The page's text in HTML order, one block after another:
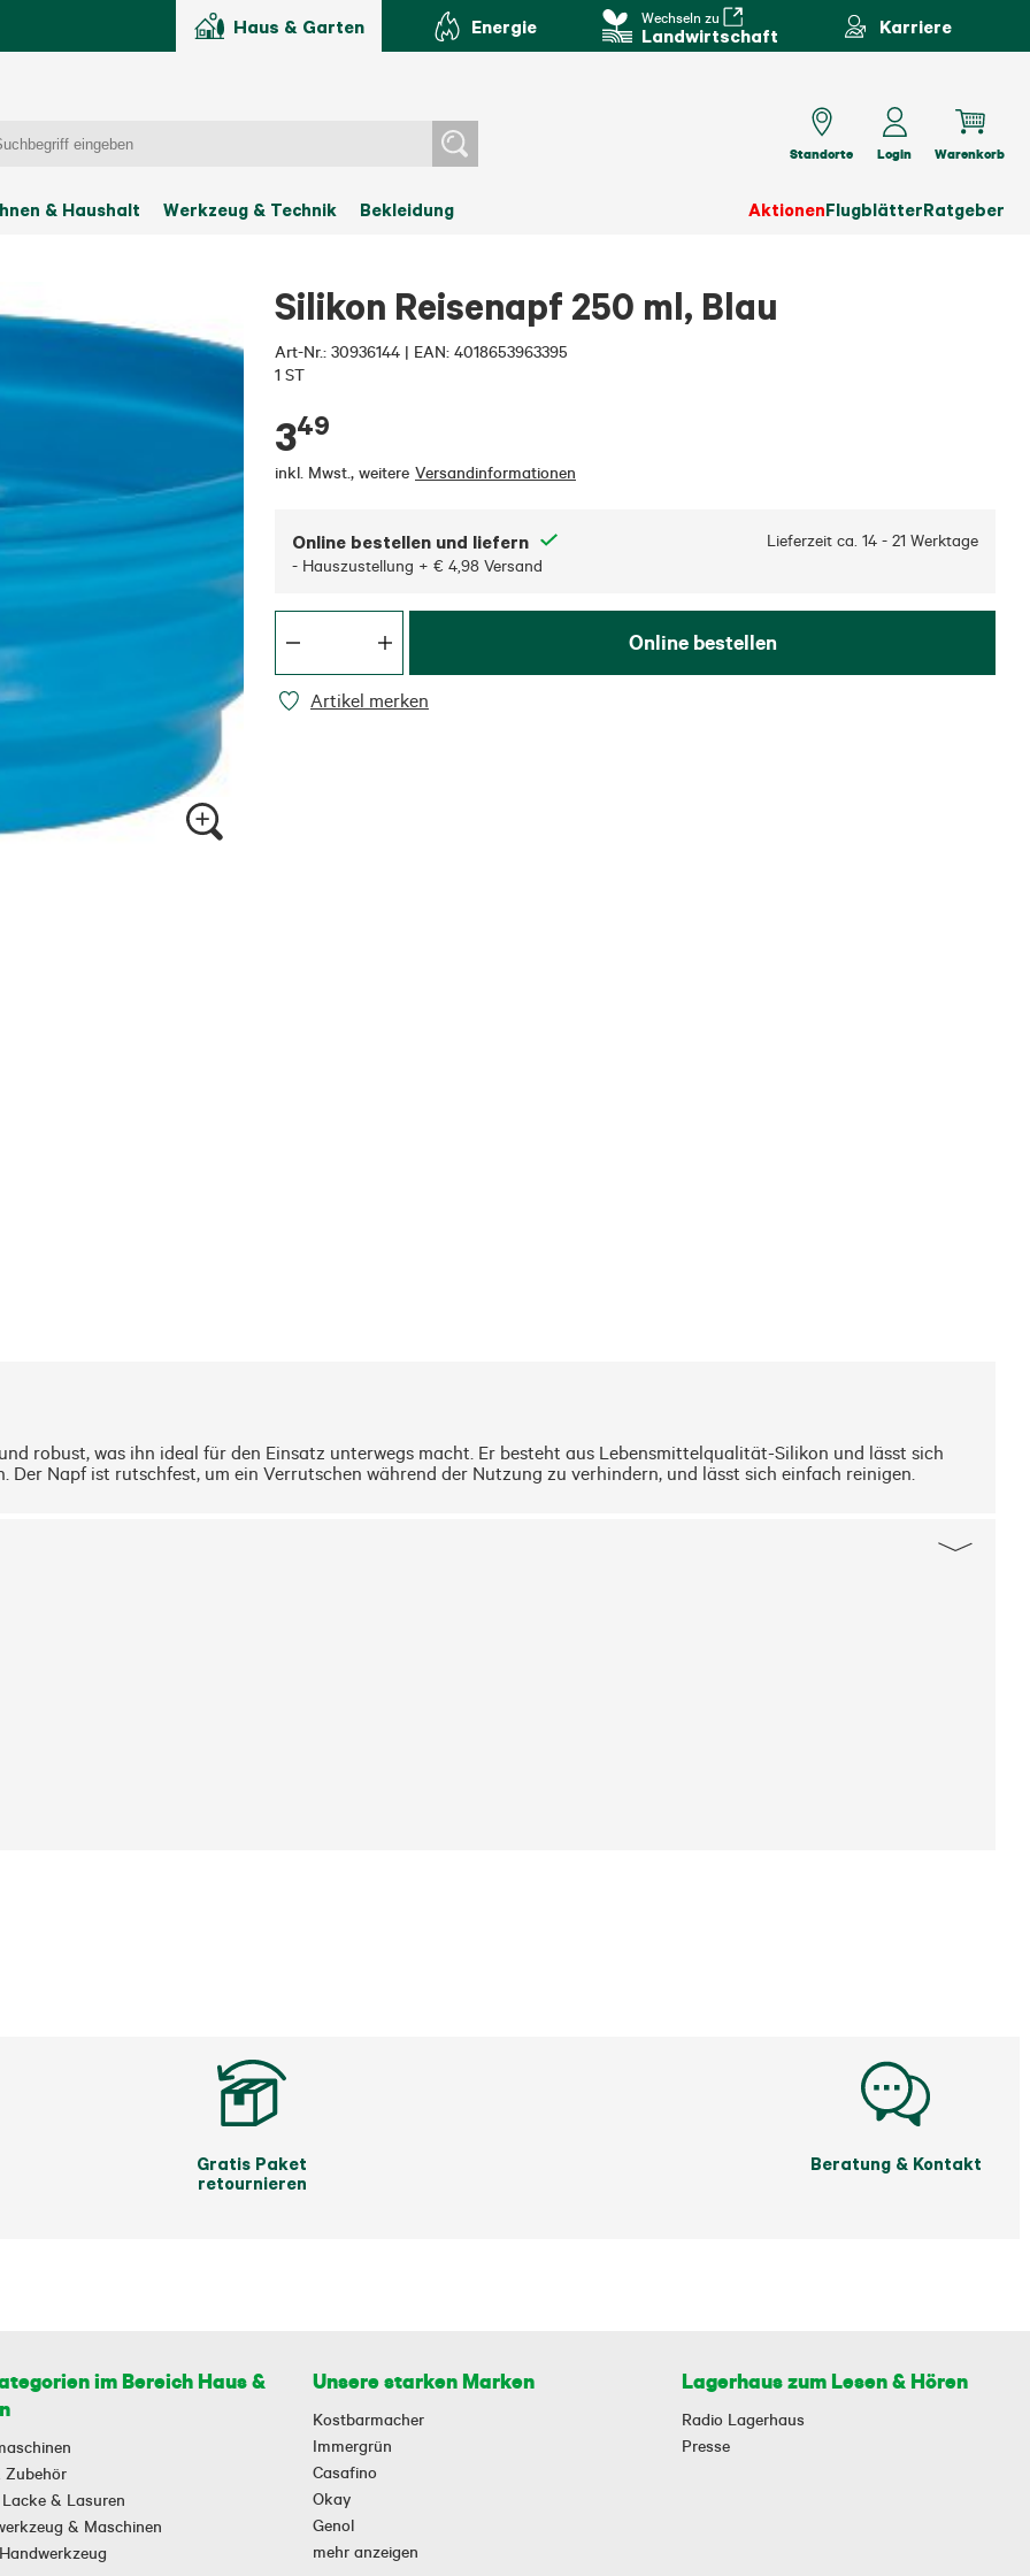
Haus & Garten Energie Wechseln zu
Landwirtschaft Karriere
& Haushalt Werkzeug & Technik Bekleidung AktionenFlugblätterRatgeber
Standorte Login Warenkorb
Silikon Reisenapf 250 ml, Blau
Art-Nr.: 30936144 | EAN: 4018653963395
1 ST
349
inkl. Mwst., weitere Versandinformationen
Online bestellen und liefern Lieferzeit ca. 14 - 21 Werktage
- Hauszustellung + € 4,98 Versand
Online bestellen
Artikel merken
robust, was ihn ideal für den Einsatz unterwegs macht. Er besteht aus Lebensmittelqualität-Silikon und lässt sich
Napf ist rutschfest, um ein Verrutschen während der Nutzung zu verhindern, und lässt sich einfach reinigen.
Gratis Paket
retournieren
Beratung & Kontakt
im Bereich Haus &
Zubehör
& Lasuren
& Maschinen
Unsere starken Marken
Kostbarmacher
Immergrün
Casafino
Okay
Genol
mehr anzeigen
Lagerhaus zum Lesen & Hören
Radio Lagerhaus
Presse